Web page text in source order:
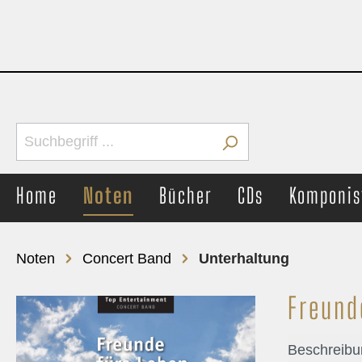
Home Noten Bücher CDs
Brass Band
Märsche
Unterhaltung
Concert
Noten Concert Band Unterhaltung